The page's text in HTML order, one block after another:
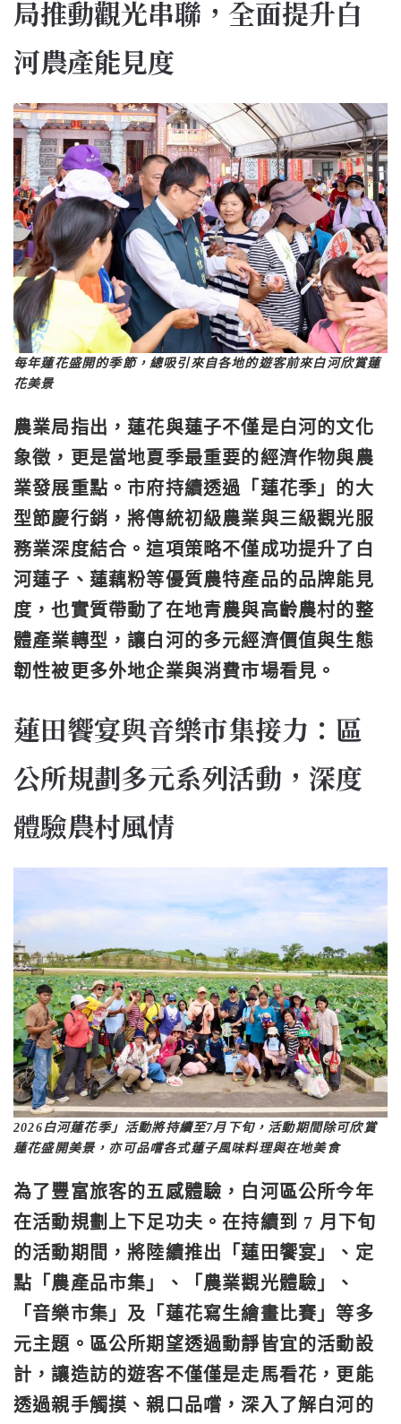
局推動觀光串聯，全面提升白
河農產能見度
每年蓮花盛開的季節，總吸引來自各地的遊客前來白河欣賞蓮
花美景
農業局指出，蓮花與蓮子不僅是白河的文化
象徵，更是當地夏季最重要的經濟作物與農
業發展重點。市府持續透過「蓮花季」的大
型節慶行銷，將傳統初級農業與三級觀光服
務業深度結合。這項策略不僅成功提升了白
河蓮子、蓮藕粉等優質農特產品的品牌能見
度，也實質帶動了在地青農與高齡農村的整
體產業轉型，讓白河的多元經濟價值與生態
韌性被更多外地企業與消費市場看見。
蓮田饗宴與音樂市集接力：區
公所規劃多元系列活動，深度
體驗農村風情
2026白河蓮花季」活動將持續至7月下旬，活動期間除可欣賞
蓮花盛開美景，亦可品嚐各式蓮子風味料理與在地美食
為了豐富旅客的五感體驗，白河區公所今年
在活動規劃上下足功夫。在持續到 7 月下旬
的活動期間，將陸續推出「蓮田饗宴」、定
點「農產品市集」、「農業觀光體驗」、
「音樂市集」及「蓮花寫生繪畫比賽」等多
元主題。區公所期望透過動靜皆宜的活動設
計，讓造訪的遊客不僅僅是走馬看花，更能
透過親手觸摸、親口品嚐，深入了解白河的